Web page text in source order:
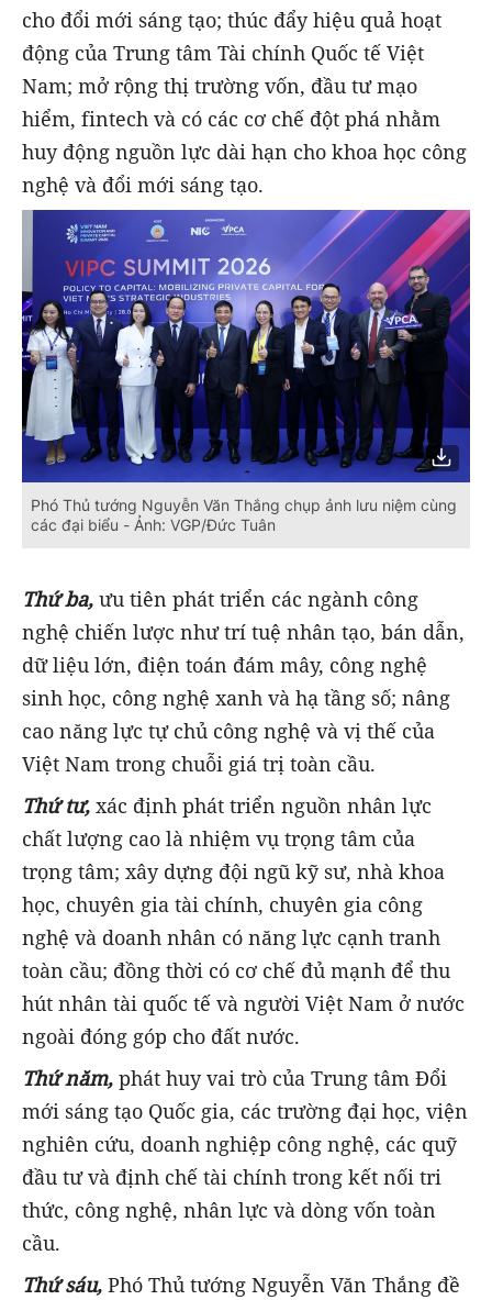
cho đổi mới sáng tạo; thúc đẩy hiệu quả hoạt
động của Trung tâm Tài chính Quốc tế Việt
Nam; mở rộng thị trường vốn, đầu tư mạo
hiểm, fintech và có các cơ chế đột phá nhằm
huy động nguồn lực dài hạn cho khoa học công
nghệ và đổi mới sáng tạo.
Phó Thủ tướng Nguyễn Văn Thắng chụp ảnh lưu niệm cùng
các đại biểu - Ảnh: VGP/Đức Tuân
Thứ ba, ưu tiên phát triển các ngành công
nghệ chiến lược như trí tuệ nhân tạo, bán dẫn,
dữ liệu lớn, điện toán đám mây, công nghệ
sinh học, công nghệ xanh và hạ tầng số; nâng
cao năng lực tự chủ công nghệ và vị thế của
Việt Nam trong chuỗi giá trị toàn cầu.
Thứ tư, xác định phát triển nguồn nhân lực
chất lượng cao là nhiệm vụ trọng tâm của
trọng tâm; xây dựng đội ngũ kỹ sư, nhà khoa
học, chuyên gia tài chính, chuyên gia công
nghệ và doanh nhân có năng lực cạnh tranh
toàn cầu; đồng thời có cơ chế đủ mạnh để thu
hút nhân tài quốc tế và người Việt Nam ở nước
ngoài đóng góp cho đất nước.
Thứ năm, phát huy vai trò của Trung tâm Đổi
mới sáng tạo Quốc gia, các trường đại học, viện
nghiên cứu, doanh nghiệp công nghệ, các quỹ
đầu tư và định chế tài chính trong kết nối tri
thức, công nghệ, nhân lực và dòng vốn toàn
cầu.
Thứ sáu, Phó Thủ tướng Nguyễn Văn Thắng đề